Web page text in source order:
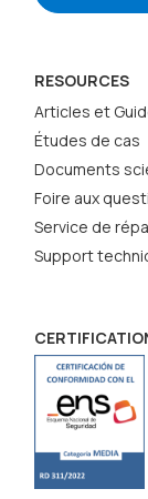
RESOURCES
Articles et
Études de cas
Documents
Foire aux
Service de
Support